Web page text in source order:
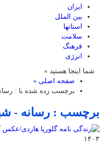
ایران
بین الملل
استانها
سلامت
فرهنگ
انرژی
شما اینجا هستید »
صفحه اصلی »
برچسب زده شده با :
برچسب : رسانه -
۱۴۰۳